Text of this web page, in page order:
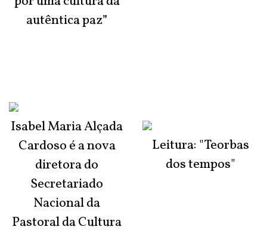
autêntica paz”
Isabel Maria Alçada
Cardoso é a nova
diretora do
Secretariado
Nacional da
Pastoral da Cultura
Leitura: "Teorbas
dos tempos"